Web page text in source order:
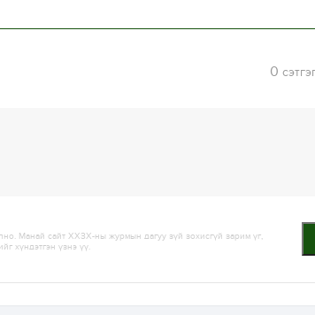
0
Манай сайт ХХЗХ-ны журмын дагуу зүй зохисгүй зарим үг,
хүндэтгэн үзнэ үү.